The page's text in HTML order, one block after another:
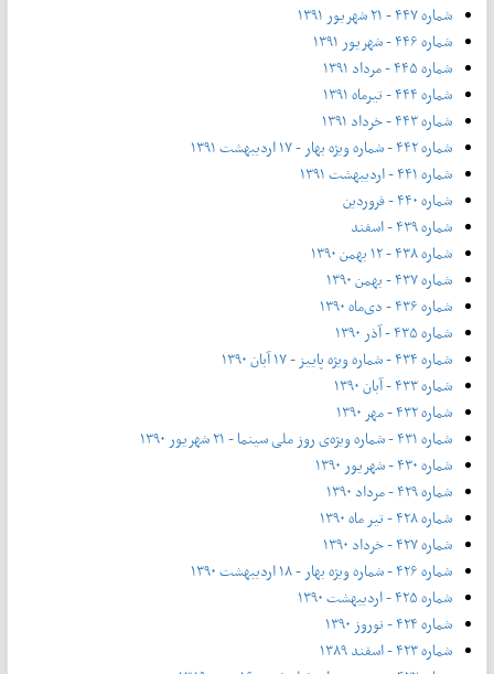
شماره ۴۴۷ - ۲۱ شهریور ۱۳۹۱
شماره ۴۴۶ - شهریور ۱۳۹۱
شماره ۴۴۵ - مرداد ۱۳۹۱
شماره ۴۴۴ - تیر‌ماه ۱۳۹۱
شماره ۴۴۳ - خرداد ۱۳۹۱
شماره ۴۴۲ - شماره ویژه بهار - ۱۷ اردیبهشت ۱۳۹۱
شماره ۴۴۱ - اردیبهشت ۱۳۹۱
شماره ۴۴۰ - فروردین
شماره ۴۳۹ - اسفند
شماره ۴۳۸ - ۱۲ بهمن ۱۳۹۰
شماره ۴۳۷ - بهمن ۱۳۹۰
شماره ۴۳۶ - دی‌ماه ۱۳۹۰
شماره ۴۳۵ - آذر ۱۳۹۰
شماره ۴۳۴ - شماره ویژه پاییز - ۱۷ آبان ۱۳۹۰
شماره ۴۳۳ - آبان ۱۳۹۰
شماره ۴۳۲ - مهر ۱۳۹۰
شماره ۴۳۱ - شماره ویژه‌ی روز ملی سینما - ۲۱ شهریور ۱۳۹۰
شماره ۴۳۰ - شهریور ۱۳۹۰
شماره ۴۲۹ - مرداد ۱۳۹۰
شماره ۴۲۸ - تیر ماه ۱۳۹۰
شماره ۴۲۷ - خرداد ۱۳۹۰
شماره ۴۲۶ - شماره ویژه بهار - ۱۸ اردیبهشت ۱۳۹۰
شماره ۴۲۵ - اردیبهشت ۱۳۹۰
شماره ۴۲۴ - نوروز ۱۳۹۰
شماره ۴۲۳ - اسفند ۱۳۸۹